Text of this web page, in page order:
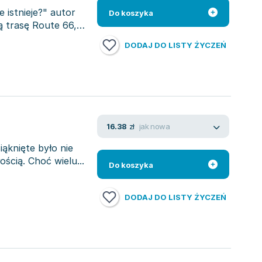
istnieje?" autor
trasę Route 66,
Do koszyka
DODAJ DO LISTY ŻYCZEŃ
było nie
Choć wielu...
16.38 zł jak nowa
Do koszyka
DODAJ DO LISTY ŻYCZEŃ